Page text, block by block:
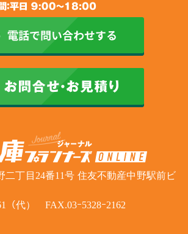
二丁目24番11号 住友不動産中野駅前ビ
（代） FAX.03ｰ5328ｰ2162